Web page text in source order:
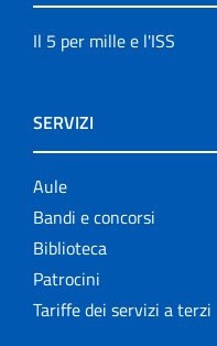
Il 5 per mille e l'ISS
SERVIZI
Aule
Bandi e concorsi
Biblioteca
Patrocini
Tariffe dei servizi a terzi